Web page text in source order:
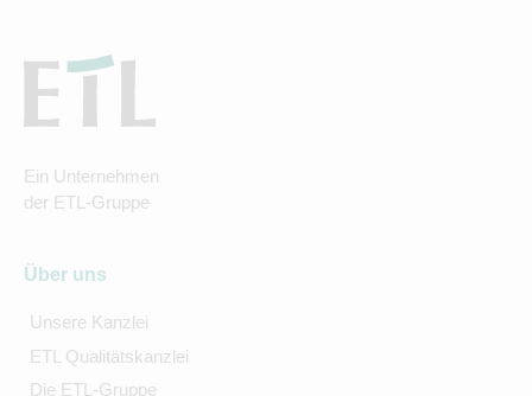
Ein Unternehmen
der ETL-Gruppe
Über uns
Unsere Kanzlei
ETL Qualitätskanzlei
Die ETL-Gruppe